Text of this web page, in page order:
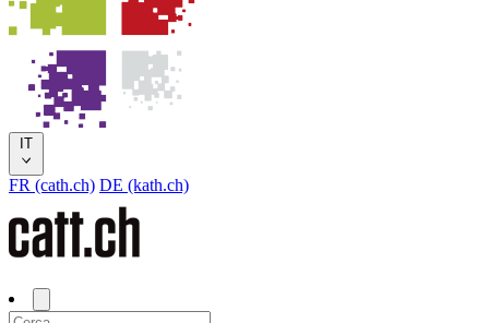
IT
FR (cath.ch) DE (kath.ch)